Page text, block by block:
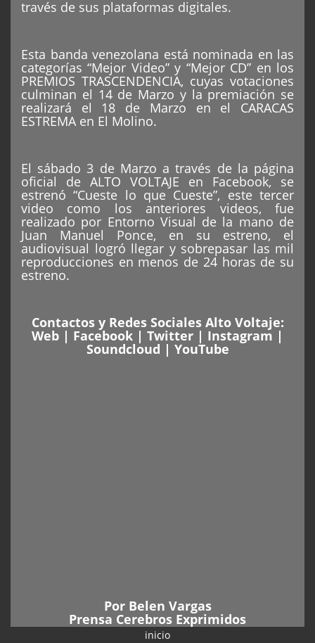
través de sus plataformas digitales.
Esta banda venezolana está nominada en las
categorías “Mejor Video” y “Mejor CD” en los
PREMIOS TRASCENDENCIA, cuyas votaciones
culminan el 14 de Marzo y la premiación se
realizará el 18 de Marzo en el CARACAS
ESTREMA en El Molino.
El sábado 3 de Marzo a través de la página
oficial de ALTO VOLTAJE en Facebook, se
estrenó “Cueste lo que Cueste”, este tercer
video como los anteriores videos, fue
realizado por Entorno Visual de la mano de
Juan Manuel Ponce, en su estreno, el
audiovisual logró llegar y sobrepasar las mil
reproducciones en menos de 24 horas de su
estreno.
Contactos y Redes Sociales Alto Voltaje:
Web | Facebook | Twitter | Instagram |
Soundcloud | YouTube
Por Belen Vargas
Prensa Cerebros Exprimidos
inicio